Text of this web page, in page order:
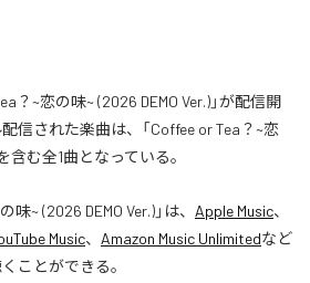
？~恋の味~ (2026 DEMO Ver.)」が配信開
信された楽曲は、「Coffee or Tea？~恋
含む全1曲となっている。
味~ (2026 DEMO Ver.)」は、 Apple Music、
Music、 Amazon Music Unlimitedなど
ことができる。